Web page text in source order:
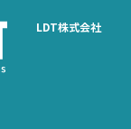
LDT株式会社